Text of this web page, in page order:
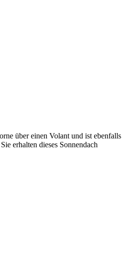
über einen Volant und ist ebenfalls
erhalten dieses Sonnendach